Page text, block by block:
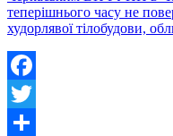
теперішнього часу не
худорлявої тілобудови,
Facebook
Twitter